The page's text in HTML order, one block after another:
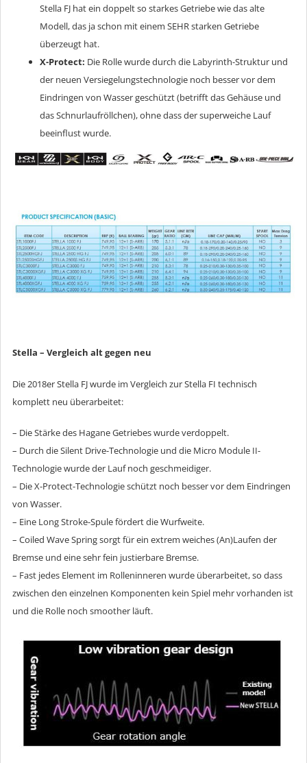
Stella FJ hat ein doppelt so starkes Getriebe wie das alte
Modell, das ja schon mit einem SEHR starken Getriebe
überzeugt hat.
X-Protect: Die Rolle wurde durch die Labyrinth-Struktur und
der neuen Versiegelungstechnologie noch besser vor dem
Eindringen von Wasser geschützt (betrifft das Gehäuse und
das Schnurlaufröllchen), ohne dass der superweiche Lauf
beeinflust wurde.
Stella – Vergleich alt gegen neu
Die 2018er Stella FJ wurde im Vergleich zur Stella FI technisch
komplett neu überarbeitet:
– Die Stärke des Hagane Getriebes wurde verdoppelt.
– Durch die Silent Drive-Technologie und die Micro Module II-
Technologie wurde der Lauf noch geschmeidiger.
– Die X-Protect-Technologie schützt noch besser vor dem Eindringen
von Wasser.
– Eine Long Stroke-Spule fördert die Wurfweite.
– Coiled Wave Spring sorgt für ein extrem weiches (An)Laufen der
Bremse und eine sehr fein justierbare Bremse.
– Fast jedes Element im Rolleninneren wurde überarbeitet, so dass
zwischen den einzelnen Komponenten kein Spiel mehr vorhanden ist
und die Rolle noch smoother läuft.